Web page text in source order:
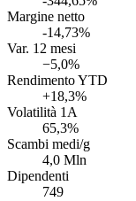
Margine netto
-14,73%
Var. 12 mesi
−5,0%
Rendimento YTD
+18,3%
Volatilità 1A
65,3%
Scambi medi/g
4,0 Mln
Dipendenti
749